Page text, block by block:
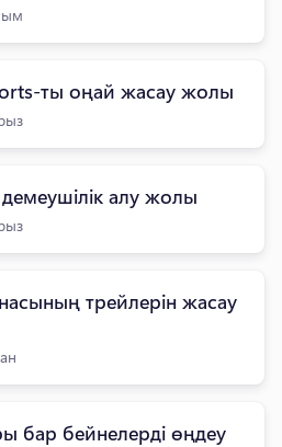
ты оңай жасау жолы
алу жолы
трейлерін жасау
бар бейнелерді өңдеу